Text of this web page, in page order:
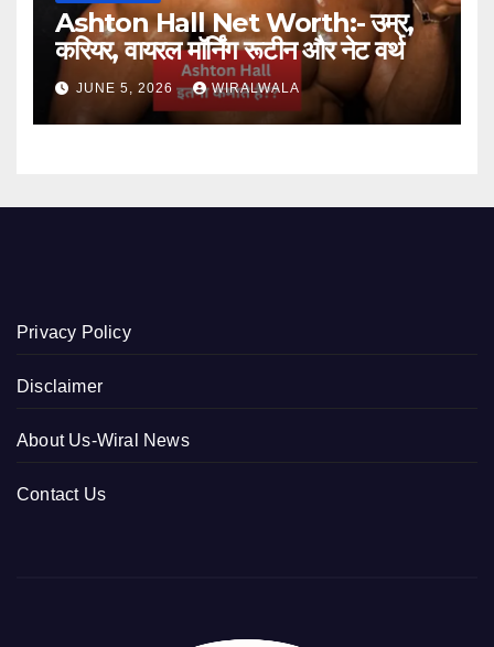
Ashton Hall Net Worth:- उम्र,
करियर, वायरल मॉर्निंग रूटीन और नेट वर्थ
JUNE 5, 2026 WIRALWALA
Privacy Policy
Disclaimer
About Us-Wiral News
Contact Us